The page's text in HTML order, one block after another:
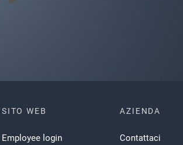
SITO WEB
Employee login
AZIENDA
Contattaci